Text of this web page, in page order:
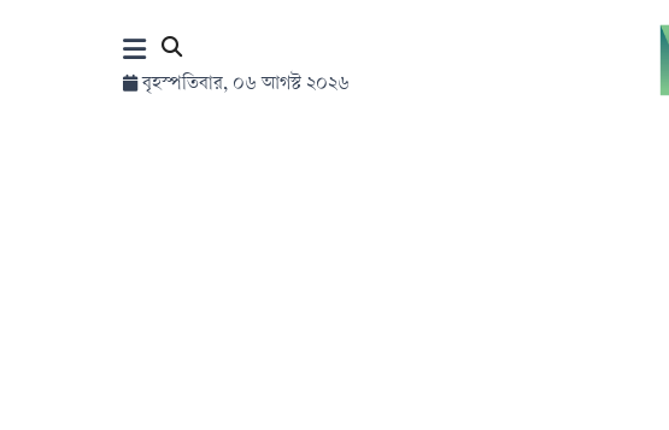
বৃহস্পতিবার, ০৬ আগস্ট ২০২৬